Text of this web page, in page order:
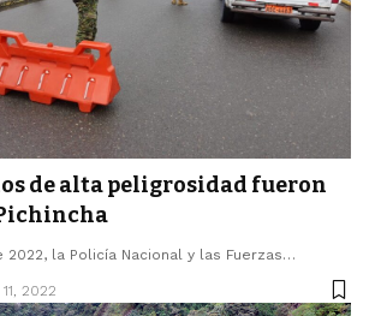
de alta peligrosidad fueron
2022, la Policía Nacional y las Fuerzas…
2022